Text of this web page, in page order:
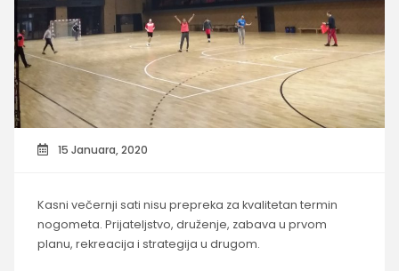
15 Januara, 2020
Kasni večernji sati nisu prepreka za kvalitetan termin
nogometa. Prijateljstvo, druženje, zabava u prvom
planu, rekreacija i strategija u drugom.